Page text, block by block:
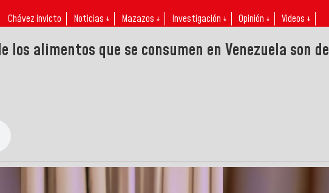
Chávez invicto Noticias ↓ Mazazos ↓ Investigación ↓ Opinión ↓ Videos ↓
los alimentos que se consumen en Venezuela son de